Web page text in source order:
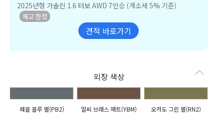
2025년형 가솔린 1.6 터보 AWD 7인승 (개소세 5% 기준)
견적 바로가기
외장 색상
페블 블루 펄(PB2) 얼씨 브래스 매트(YBM) 오카도 그린 펄(RN2)